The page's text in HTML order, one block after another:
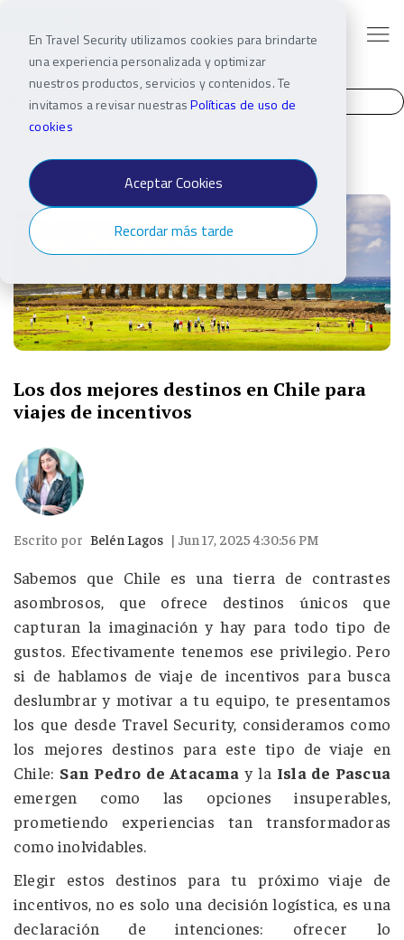
En Travel Security utilizamos cookies para brindarte
una experiencia personalizada y optimizar
nuestros productos, servicios y contenidos. Te
invitamos a revisar nuestrasPolíticas de uso de
cookies
Aceptar Cookies
Recordar más tarde
Los dos mejores destinos en Chile para
viajes de incentivos
Escrito por Belén Lagos | Jun 17, 2025 4:30:56 PM
Sabemos que Chile es una tierra de contrastes
asombrosos, que ofrece destinos únicos que
capturan la imaginación y hay para todo tipo de
gustos. Efectivamente tenemos ese privilegio. Pero
si de hablamos de viaje de incentivos para busca
deslumbrar y motivar a tu equipo, te presentamos
los que desde Travel Security, consideramos como
los mejores destinos para este tipo de viaje en
Chile: San Pedro de Atacama y la Isla de Pascua
emergen como las opciones insuperables,
prometiendo experiencias tan transformadoras
como inolvidables.
Elegir estos destinos para tu próximo viaje de
incentivos, no es solo una decisión logística, es una
declaración de intenciones: ofrecer lo